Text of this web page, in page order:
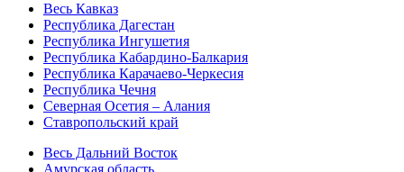
Весь Кавказ
Республика Дагестан
Республика Ингушетия
Республика Кабардино-Балкария
Республика Карачаево-Черкесия
Республика Чечня
Северная Осетия – Алания
Ставропольский край
Весь Дальний Восток
Амурская область